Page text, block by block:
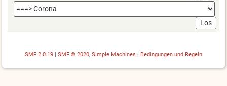
SMF 2.0.19 | SMF © 2020, Simple Machines | Bedingungen und Regeln